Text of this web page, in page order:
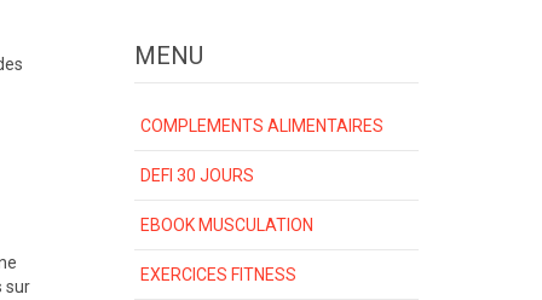
sur
MENU
COMPLEMENTS ALIMENTAIRES
DEFI 30 JOURS
EBOOK MUSCULATION
EXERCICES FITNESS